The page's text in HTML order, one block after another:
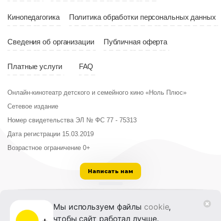
Мы используем файлы cookie,
чтобы сайт работал лучше.
Кинопедагогика Политика обработки персональных данных
Сведения об организации Публичная оферта
Платные услуги FAQ
Онлайн-кинотеатр детского и семейного кино «Ноль Плюс»
Сетевое издание
Номер свидетельства ЭЛ № ФС 77 - 75313
Дата регистрации 15.03.2019
Возрастное ограничение 0+
Написать нам
ООО «Институт развития кино и медиа»
Лицензия на образовательную деятельность
№ Л035-01215-72/00614094 от 30 августа